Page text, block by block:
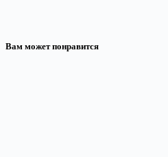
Вам может понравится